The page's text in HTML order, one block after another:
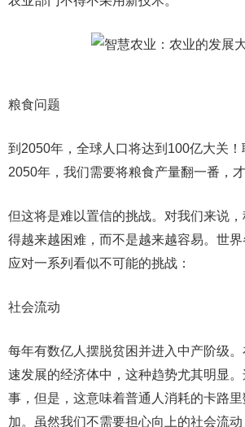
粮食问题
到2050年，全球人口将达到100亿大关！
2050年，我们需要将粮食产量翻一番，
但这将是难以置信的挑战。对我们来说
得越来越困难，而不是越来越容易。世
应对一系列看似不可能的挑战：
社会流动
每年有数亿人摆脱贫困并进入中产阶级
速发展的经济体中，这种趋势尤其明显
事，但是，这意味着普通人消耗的卡路
加。虽然我们不需要担心向上的社会流